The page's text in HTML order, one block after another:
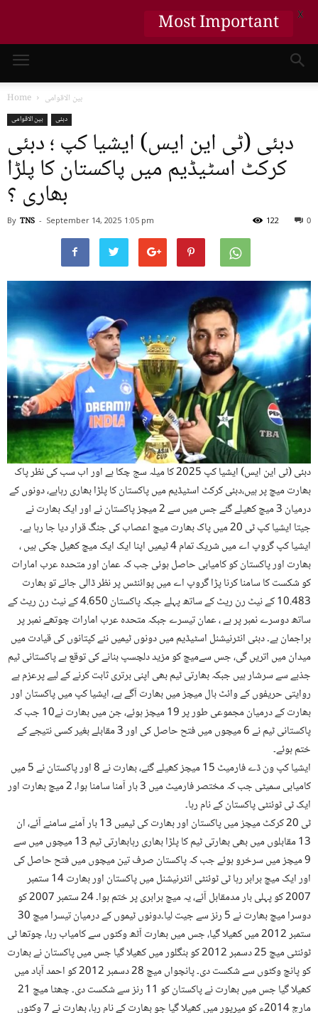
Home بین الاقوامی
بین الاقوامی دبئی
دبئی (ٹی این ایس) ایشیا کپ ؛ دبئی
کرکٹ اسٹیڈیم میں پاکستان کا پلڑا
بھاری ؟
By TNS - September 14, 2025 1:05 pm 0
122
دبئی (ٹی این ایس) ایشیا کپ 2025 کا میلہ سج چکا ہے اور اب سب کی نظر پاک
بھارت میچ پر ہیں،دبئی کرکٹ اسٹیڈیم میں پاکستان کا پلڑا بھاری رہاہے، دونوں کے
درمیان 3 میچ کھیلے گئے جس میں سے 2 میچز پاکستان نے اور ایک بھارت نے
جیتا ایشیا کپ ٹی 20 میں پاک بھارت میچ اعصاب کی جنگ قرار دیا جا رہا ہے۔
ایشیا کپ گروپ اے میں شریک تمام 4 ٹیمیں اپنا ایک ایک میچ کھیل چکی ہیں ،
بھارت اور پاکستان کو کامیابی حاصل ہوئی جب کہ عمان اور متحدہ عرب امارات
کو شکست کا سامنا کرنا پڑا گروپ اے میں پوائنٹس پر نظر ڈالی جائے تو بھارت
10.483 کے نیٹ رن ریٹ کے ساتھ پہلے جبکہ پاکستان 4.650 کے نیٹ رن ریٹ کے
ساتھ دوسرے نمبر پر ہے ، عمان تیسرے جبکہ متحدہ عرب امارات چوتھے نمبر پر
براجمان ہے۔ دبئی انٹرنیشنل اسٹیڈیم میں دونوں ٹیمیں نئے کپتانوں کی قیادت میں
میدان میں اتریں گی، جس سےمیچ کو مزید دلچسپ بنانے کی توقع ہے پاکستانی ٹیم
جذبے سے سرشار ہیں جبکہ بھارتی ٹیم بھی اپنی برتری ثابت کرنے کے لیے پرعزم ہے
روایتی حریفوں کے وائٹ بال میچز میں بھارت آگے ہے، ایشیا کپ میں پاکستان اور
بھارت کے درمیان مجموعی طور پر 19 میچز ہوئے، جن میں بھارت نے10 جب کہ
پاکستانی ٹیم نے 6 میچوں میں فتح حاصل کی اور 3 مقابلے بغیر کسی نتیجے کے
ختم ہوئے۔
ایشیا کپ ون ڈے فارمیٹ 15 میچز کھیلے گئے، بھارت نے 8 اور پاکستان نے 5 میں
کامیابی سمیٹی جب کہ مختصر فارمیٹ میں 3 بار آمنا سامنا ہوا، 2 میچ بھارت اور
ایک ٹی ٹوئنٹی پاکستان کے نام رہا۔
ٹی 20 کرکٹ میچز میں پاکستان اور بھارت کی ٹیمیں 13 بار آمنے سامنے آئے، ان
13 مقابلوں میں بھی بھارتی ٹیم کا پلڑا بھاری رہابھارتی ٹیم 13 میچوں میں سے
9 میچز میں سرخرو ہوئے جب کہ پاکستان صرف تین میچوں میں فتح حاصل کی
اور ایک میچ برابر رہا ٹی ٹوئنٹی انٹرنیشنل میں پاکستان اور بھارت 14 ستمبر
2007 کو پہلی بار مدمقابل آئے، یہ میچ برابری پر ختم ہوا۔ 24 ستمبر 2007 کو
دوسرا میچ بھارت نے 5 رنز سے جیت لیا۔دونوں ٹیموں کے درمیان تیسرا میچ 30
ستمبر 2012 میں کھیلا گیا، جس میں بھارت آٹھ وکٹوں سے کامیاب رہا، چوتھا ٹی
ٹوئنٹی میچ 25 دسمبر 2012 کو بنگلور میں کھیلا گیا جس میں پاکستان نے بھارت
کو پانچ وکٹوں سے شکست دی۔ پانچواں میچ 28 دسمبر 2012 کو احمد آباد میں
کھیلا گیا جس میں بھارت نے پاکستان کو 11 رنز سے شکست دی۔ چھٹا میچ 21
مارچ 2014ء کو میرپور میں کھیلا گیا جو بھارت کے نام رہا، بھارت نے 7 وکٹوں
Most Important X